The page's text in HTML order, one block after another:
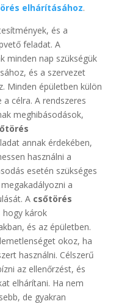
elhárításához.
és a
feladat. A
minden nap szükségük
és a szervezet
Minden épületben külön
célra. A rendszeres
meghibásodások,
annak érdekében,
használni a
esetén szükséges
a
A csőtörés
hogy károk
és az épületben.
okoz, ha
használni. Célszerű
az ellenőrzést, és
elhárítani. Ha nem
de gyakran